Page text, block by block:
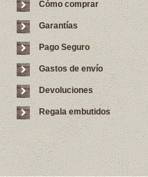
Cómo comprar
Garantías
Pago Seguro
Gastos de envío
Devoluciones
Regala embutidos